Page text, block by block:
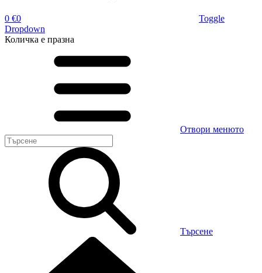
0 €0
Toggle
Dropdown
Количка е празна
Отвори менюто
Търсене